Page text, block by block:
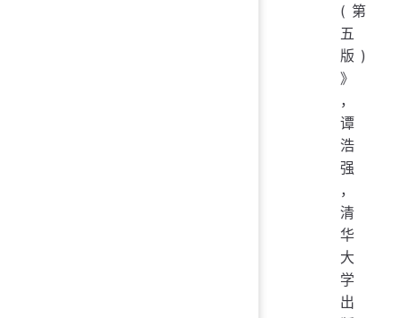
(第
五
版)
》
，
谭
浩
强
，
清
华
大
学
出